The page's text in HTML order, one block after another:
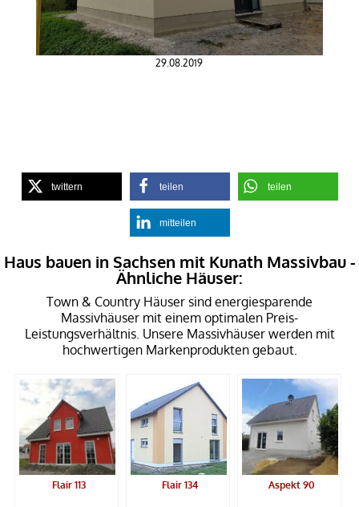
29.08.2019
twittern teilen teilen
mitteilen
Haus bauen in Sachsen mit Kunath Massivbau -
Ähnliche Häuser:
Town & Country Häuser sind energiesparende
Massivhäuser mit einem optimalen Preis-
Leistungsverhältnis. Unsere Massivhäuser werden mit
hochwertigen Markenprodukten gebaut.
Flair 113 Flair 134 Aspekt 90